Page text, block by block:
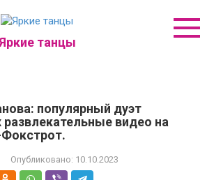
танцы
популярный дуэт
развлекательные видео на
Опубликовано: 10.10.2023